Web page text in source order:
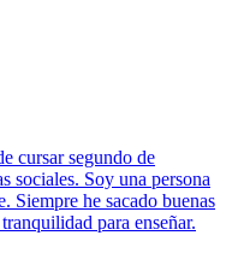
cursar segundo de
sociales. Soy una persona
Siempre he sacado buenas
para enseñar.